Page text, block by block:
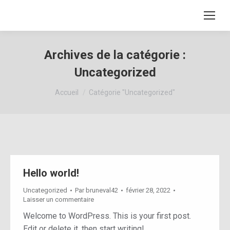
Archives de la catégorie :
Uncategorized
Vous êtes ici :
Accueil Catégorie "Uncategorized"
Hello world!
Uncategorized Par bruneval42
février 28, 2022
Laisser un commentaire
Welcome to WordPress. This is your first post.